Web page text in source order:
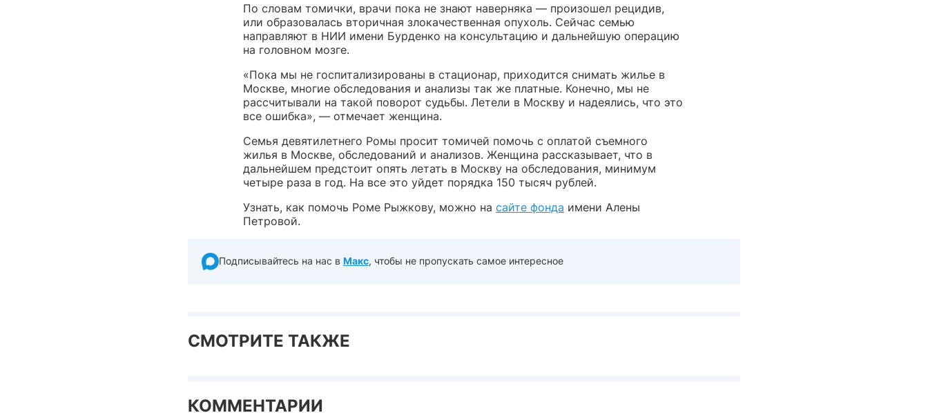
По словам томички, врачи пока не знают наверняка — произошел рецидив,
или образовалась вторичная злокачественная опухоль. Сейчас семью
направляют в НИИ имени Бурденко на консультацию и дальнейшую операцию
на головном мозге.
«Пока мы не госпитализированы в стационар, приходится снимать жилье в
Москве, многие обследования и анализы так же платные. Конечно, мы не
рассчитывали на такой поворот судьбы. Летели в Москву и надеялись, что это
все ошибка», — отмечает женщина.
Семья девятилетнего Ромы просит томичей помочь с оплатой съемного
жилья в Москве, обследований и анализов. Женщина рассказывает, что в
дальнейшем предстоит опять летать в Москву на обследования, минимум
четыре раза в год. На все это уйдет порядка 150 тысяч рублей.
Узнать, как помочь Роме Рыжкову, можно на сайте фонда имени Алены
Петровой.
Подписывайтесь на нас в Макс, чтобы не пропускать самое интересное
СМОТРИТЕ ТАКЖЕ
КОММЕНТАРИИ